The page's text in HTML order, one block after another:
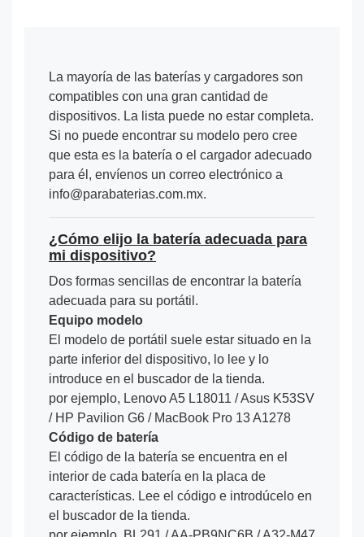
La mayoría de las baterías y cargadores son
compatibles con una gran cantidad de
dispositivos. La lista puede no estar completa.
Si no puede encontrar su modelo pero cree
que esta es la batería o el cargador adecuado
para él, envíenos un correo electrónico a
info@parabaterias.com.mx.
¿Cómo elijo la batería adecuada para
mi dispositivo?
Dos formas sencillas de encontrar la batería
adecuada para su portátil.
Equipo modelo
El modelo de portátil suele estar situado en la
parte inferior del dispositivo, lo lee y lo
introduce en el buscador de la tienda.
por ejemplo, Lenovo A5 L18011 / Asus K53SV
/ HP Pavilion G6 / MacBook Pro 13 A1278
Código de batería
El código de la batería se encuentra en el
interior de cada batería en la placa de
características. Lee el código e introdúcelo en
el buscador de la tienda.